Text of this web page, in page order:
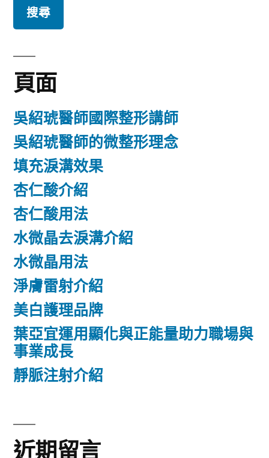
鍵
字:
頁面
吳紹琥醫師國際整形講師
吳紹琥醫師的微整形理念
填充淚溝效果
杏仁酸介紹
杏仁酸用法
水微晶去淚溝介紹
水微晶用法
淨膚雷射介紹
美白護理品牌
葉亞宜運用顯化與正能量助力職場與
事業成長
靜脈注射介紹
近期留言